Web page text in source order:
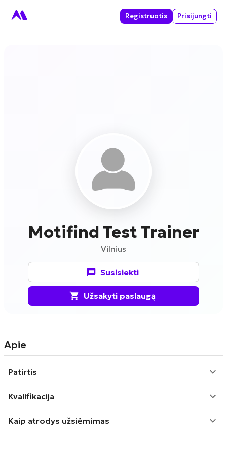
Registruotis Prisijungti
Motifind Test Trainer
Vilnius
Susisiekti
Užsakyti paslaugą
Apie
Patirtis
Kvalifikacija
Kaip atrodys užsiėmimas